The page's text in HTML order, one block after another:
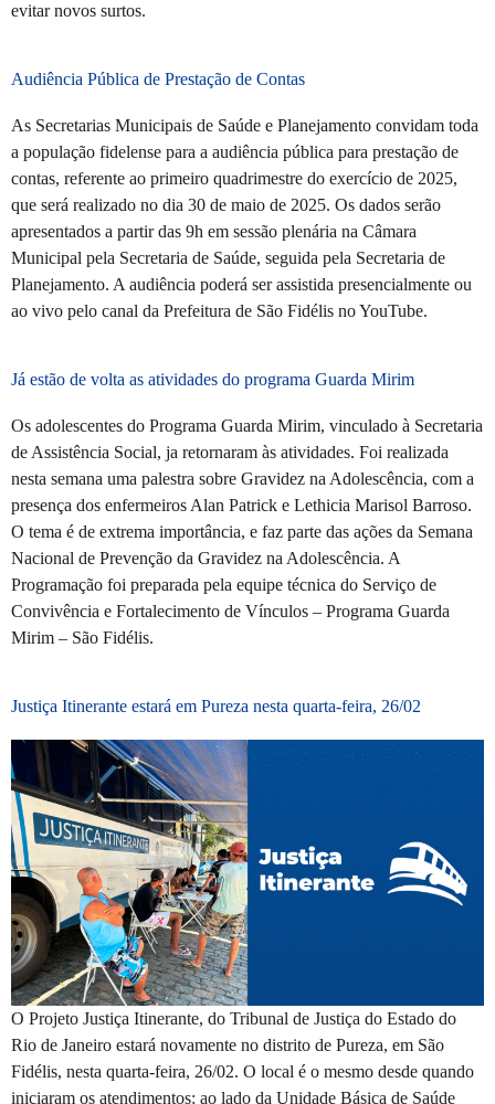
evitar novos surtos.
Audiência Pública de Prestação de Contas
As Secretarias Municipais de Saúde e Planejamento convidam toda
a população fidelense para a audiência pública para prestação de
contas, referente ao primeiro quadrimestre do exercício de 2025,
que será realizado no dia 30 de maio de 2025. Os dados serão
apresentados a partir das 9h em sessão plenária na Câmara
Municipal pela Secretaria de Saúde, seguida pela Secretaria de
Planejamento. A audiência poderá ser assistida presencialmente ou
ao vivo pelo canal da Prefeitura de São Fidélis no YouTube.
Já estão de volta as atividades do programa Guarda Mirim
Os adolescentes do Programa Guarda Mirim, vinculado à Secretaria
de Assistência Social, ja retornaram às atividades. Foi realizada
nesta semana uma palestra sobre Gravidez na Adolescência, com a
presença dos enfermeiros Alan Patrick e Lethicia Marisol Barroso.
O tema é de extrema importância, e faz parte das ações da Semana
Nacional de Prevenção da Gravidez na Adolescência. A
Programação foi preparada pela equipe técnica do Serviço de
Convivência e Fortalecimento de Vínculos – Programa Guarda
Mirim – São Fidélis.
Justiça Itinerante estará em Pureza nesta quarta-feira, 26/02
O Projeto Justiça Itinerante, do Tribunal de Justiça do Estado do
Rio de Janeiro estará novamente no distrito de Pureza, em São
Fidélis, nesta quarta-feira, 26/02. O local é o mesmo desde quando
iniciaram os atendimentos: ao lado da Unidade Básica de Saúde